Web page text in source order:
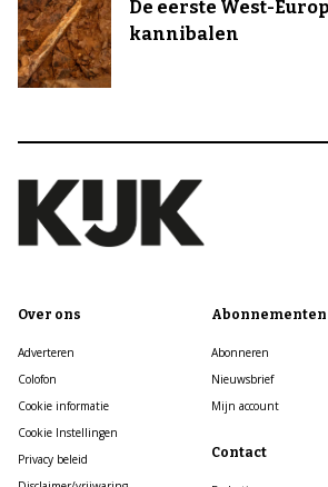
De eerste West-
kannibalen
Over ons
Adverteren
Colofon
Cookie informatie
Cookie Instellingen
Privacy beleid
Abonnementen
Abonneren
Nieuwsbrief
Mijn account
Contact